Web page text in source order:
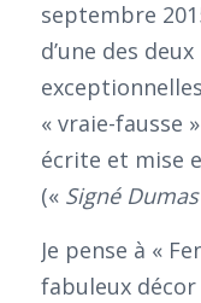
septembre
d’une des
« vraie-fausse
écrite et mise
(« Signé
Je pense à «
fabuleux